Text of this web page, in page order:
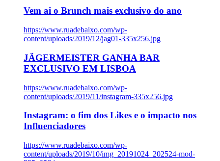
Vem ai o Brunch mais exclusivo do ano
https://www.ruadebaixo.com/wp-
content/uploads/2019/12/jag01-335x256.jpg
JÄGERMEISTER GANHA BAR
EXCLUSIVO EM LISBOA
https://www.ruadebaixo.com/wp-
content/uploads/2019/11/instagram-335x256.jpg
Instagram: o fim dos Likes e o impacto nos
Influenciadores
https://www.ruadebaixo.com/wp-
content/uploads/2019/10/img_20191024_202524-mod-